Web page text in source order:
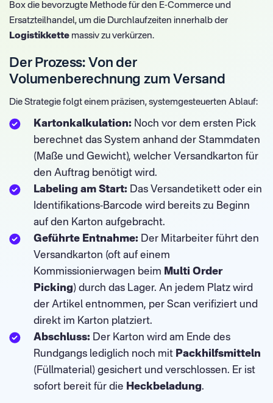
Box die bevorzugte Methode für den E-Commerce und
Ersatzteilhandel, um die Durchlaufzeiten innerhalb der
Logistikkette massiv zu verkürzen.
Der Prozess: Von der
Volumenberechnung zum Versand
Die Strategie folgt einem präzisen, systemgesteuerten Ablauf:
Kartonkalkulation: Noch vor dem ersten Pick
berechnet das System anhand der Stammdaten
(Maße und Gewicht), welcher Versandkarton für
den Auftrag benötigt wird.
Labeling am Start: Das Versandetikett oder ein
Identifikations-Barcode wird bereits zu Beginn
auf den Karton aufgebracht.
Geführte Entnahme: Der Mitarbeiter führt den
Versandkarton (oft auf einem
Kommissionierwagen beim Multi Order
Picking) durch das Lager. An jedem Platz wird
der Artikel entnommen, per Scan verifiziert und
direkt im Karton platziert.
Abschluss: Der Karton wird am Ende des
Rundgangs lediglich noch mit Packhilfsmitteln
(Füllmaterial) gesichert und verschlossen. Er ist
sofort bereit für die Heckbeladung.